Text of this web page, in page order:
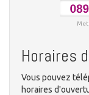
Horaires
Vous pouvez
horaires